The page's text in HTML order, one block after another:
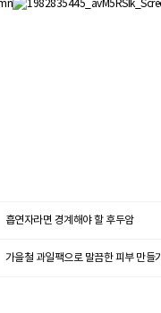
흡연자라면 경계해야 할 후두암
가을철 과일팩으로 말끔한 피부 만들기